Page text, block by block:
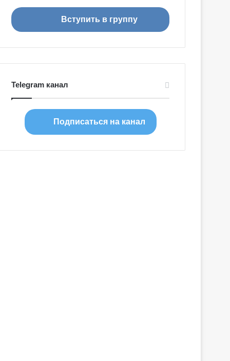
я
Вступить в группу
Telegram канал
Подписаться на канал